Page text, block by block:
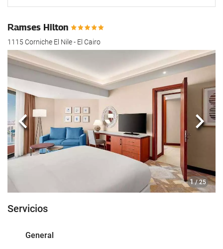
Ramses Hilton
1115 Corniche El Nile - El Cairo
1 / 25
Anterior
Servicios
General